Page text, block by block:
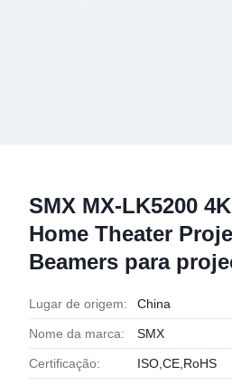
SMX MX-LK5200
Home Theater
Beamers para
Lugar de origem: China
Nome da marca: SMX
Certificação: ISO,CE,RoHS